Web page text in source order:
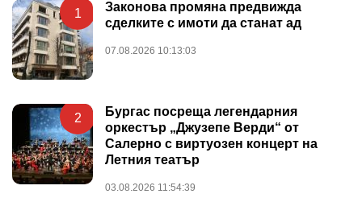
1
Законова промяна предвижда
сделките с имоти да станат ад
07.08.2026 10:13:03
2
Бургас посреща легендарния
оркестър „Джузепе Верди“ от
Салерно с виртуозен концерт на
Летния театър
03.08.2026 11:54:39